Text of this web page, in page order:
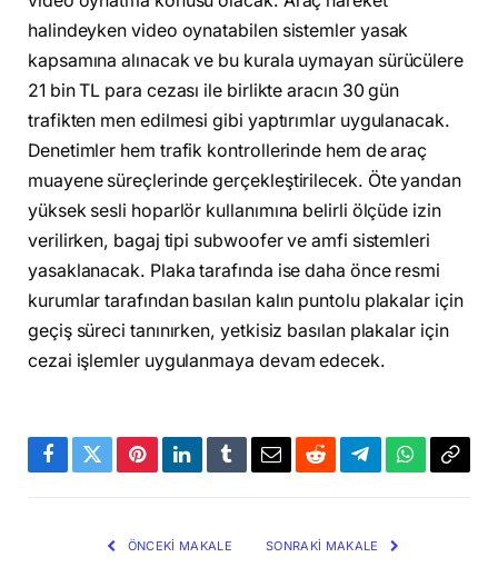
halindeyken video oynatabilen sistemler yasak
kapsamına alınacak ve bu kurala uymayan sürücülere
21 bin TL para cezası ile birlikte aracın 30 gün
trafikten men edilmesi gibi yaptırımlar uygulanacak.
Denetimler hem trafik kontrollerinde hem de araç
muayene süreçlerinde gerçekleştirilecek. Öte yandan
yüksek sesli hoparlör kullanımına belirli ölçüde izin
verilirken, bagaj tipi subwoofer ve amfi sistemleri
yasaklanacak. Plaka tarafında ise daha önce resmi
kurumlar tarafından basılan kalın puntolu plakalar için
geçiş süreci tanınırken, yetkisiz basılan plakalar için
cezai işlemler uygulanmaya devam edecek.
Facebook
TwitterPinterestLinkedInTumblrEmailRedditTelegramWhatsApp
ÖNCEKI MAKALE SONRAKI MAKALE